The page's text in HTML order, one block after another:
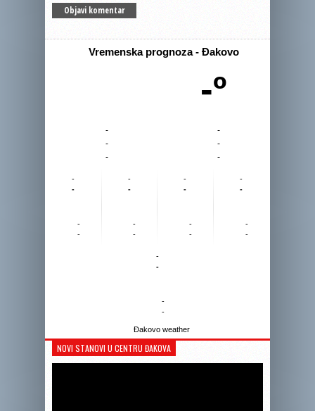
Vremenska prognoza - Đakovo
-º
-
-
-
-
-
-
-
-
-
-
-
-
-
-
-
-
-
-
-
-
-
-
-
-
-
-
Đakovo weather
NOVI STANOVI U CENTRU ĐAKOVA